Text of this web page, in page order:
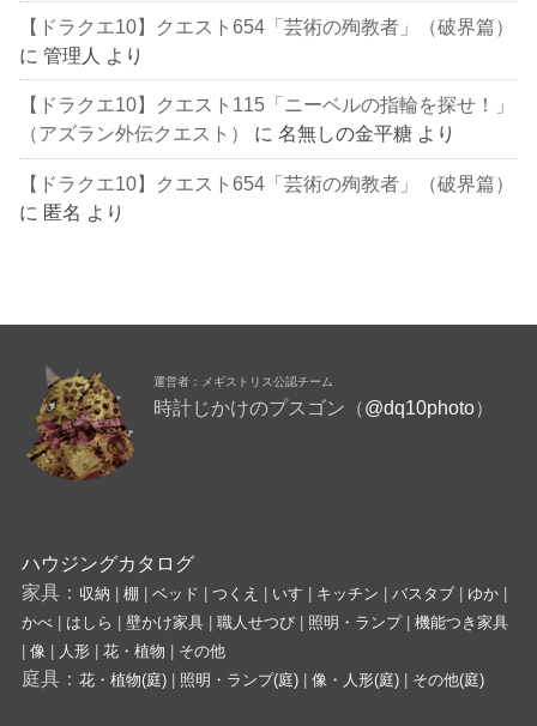
【ドラクエ10】クエスト654「芸術の殉教者」（破界篇）
に管理人 より
【ドラクエ10】クエスト115「ニーベルの指輪を探せ！」
（アズラン外伝クエスト）
に名無しの金平糖 より
【ドラクエ10】クエスト654「芸術の殉教者」（破界篇）
に 匿名 より
運営者：メギストリス公認チーム
時計じかけのプスゴン（@dq10photo）
ハウジングカタログ
家具： 収納 棚 ベッド つくえ いす キッチン バスタブ| ゆか|
かべ| はしら 壁かけ家具| 職人せつび| 照明・ランプ| 機能つき家具
像| 人形| 花・植物 その他
庭具： 花・植物(庭)| 照明・ランプ(庭)| 像・人形(庭) その他(庭)